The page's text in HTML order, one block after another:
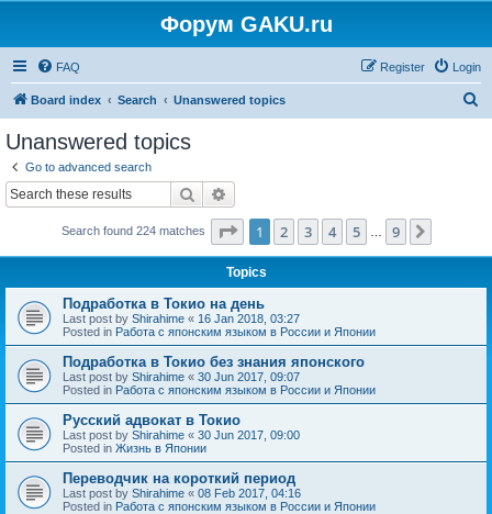
Форум GAKU.ru
FAQ Login
Register
Board index Search Unanswered topics
Unanswered topics
Go to advanced search
Search
Search found 224 matches Page 1of 9
1 2 3 4 5 9
Topics
Подработка в Токио на день
Last post by Shirahime « 16 Jan 2018, 03:27
Posted in Работа с японским языком в России и Японии
Подработка в Токио без знания японского
Last post by Shirahime « 30 Jun 2017, 09:07
Posted in Работа с японским языком в России и Японии
Русский адвокат в Токио
Last post by Shirahime « 30 Jun 2017, 09:00
Posted in Жизнь в Японии
Переводчик на короткий период
Last post by Shirahime « 08 Feb 2017, 04:16
Posted in Работа с японским языком в России и Японии